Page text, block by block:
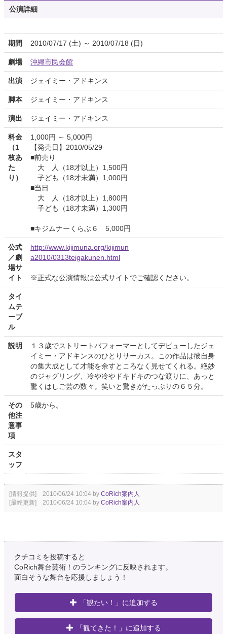
公演詳細
期間 2010/07/17 (土) ～ 2010/07/18 (日)
劇場 沖縄市民会館
出演 ジェイミー・アドキンス
脚本 ジェイミー・アドキンス
演出 ジェイミー・アドキンス
料金
（1
枚あ
た
り）
1,000円 ～ 5,000円
【発売日】2010/05/29
■前売り
大 人（18才以上）1,500円
子ども（18才未満）1,000円
■当日
大 人（18才以上）1,800円
子ども（18才未満）1,300円
■キジムナーくらぶ６ 5,000円
公式
／劇
場サ
イト
http://www.kijimuna.org/kijimun
a2010/0313teigakunen.html
※正式な公演情報は公式サイトでご確認ください。
タイ
ムテ
ーブ
ル
説明
１３歳でストリートパフォーマーとしてデビューしたジェ
イミー・アドキンスのひとりサーカス。この作品は彼自身
の集大成として才能を余すところなく見せてくれる。絶妙
のジャグリング、冷や冷やドキドキのつな渡りに、あっと
驚くはしご芸の数々。笑いと驚きがたっぷりの６５分。
その
他注
意事
項
5歳から。
スタ
ッフ
[情報提供] 2010/06/24 10:04 by CoRich案内人
[最終更新] 2010/06/24 10:04 by CoRich案内人
クチコミを投稿すると
CoRich舞台芸術！のランキングに反映されます。
面白そうな舞台を応援しましょう！
「観たい！」に追加する
「観てきた！」に追加する